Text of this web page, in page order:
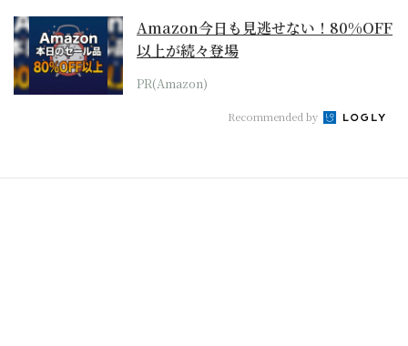
Amazon今日も見逃せない！80%OFF
以上が続々登場
PR(Amazon)
Recommended by